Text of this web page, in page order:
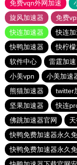
免费vqn外网加速
旋风加速器
免费
快连加速器
快连
快鸭加速器
快柠
软件中心
雷霆加速
小美vpn
小美加速
熊猫加速器
twitter
坚果加速器
快连
佛跳加速器官网
快鸭免费加速器永久
快鸭免费加速器永久